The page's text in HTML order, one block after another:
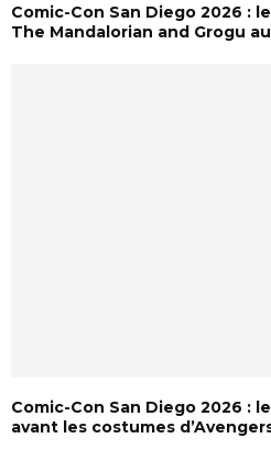
Comic-Con San Diego 2026 :
The Mandalorian and Grogu
Comic-Con San Diego 2026 :
avant les costumes